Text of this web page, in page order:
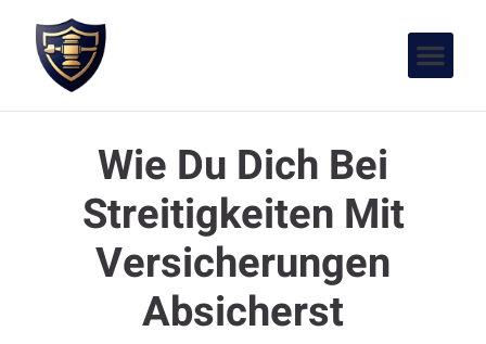
Wie Du Dich Bei
Streitigkeiten Mit
Versicherungen
Absicherst